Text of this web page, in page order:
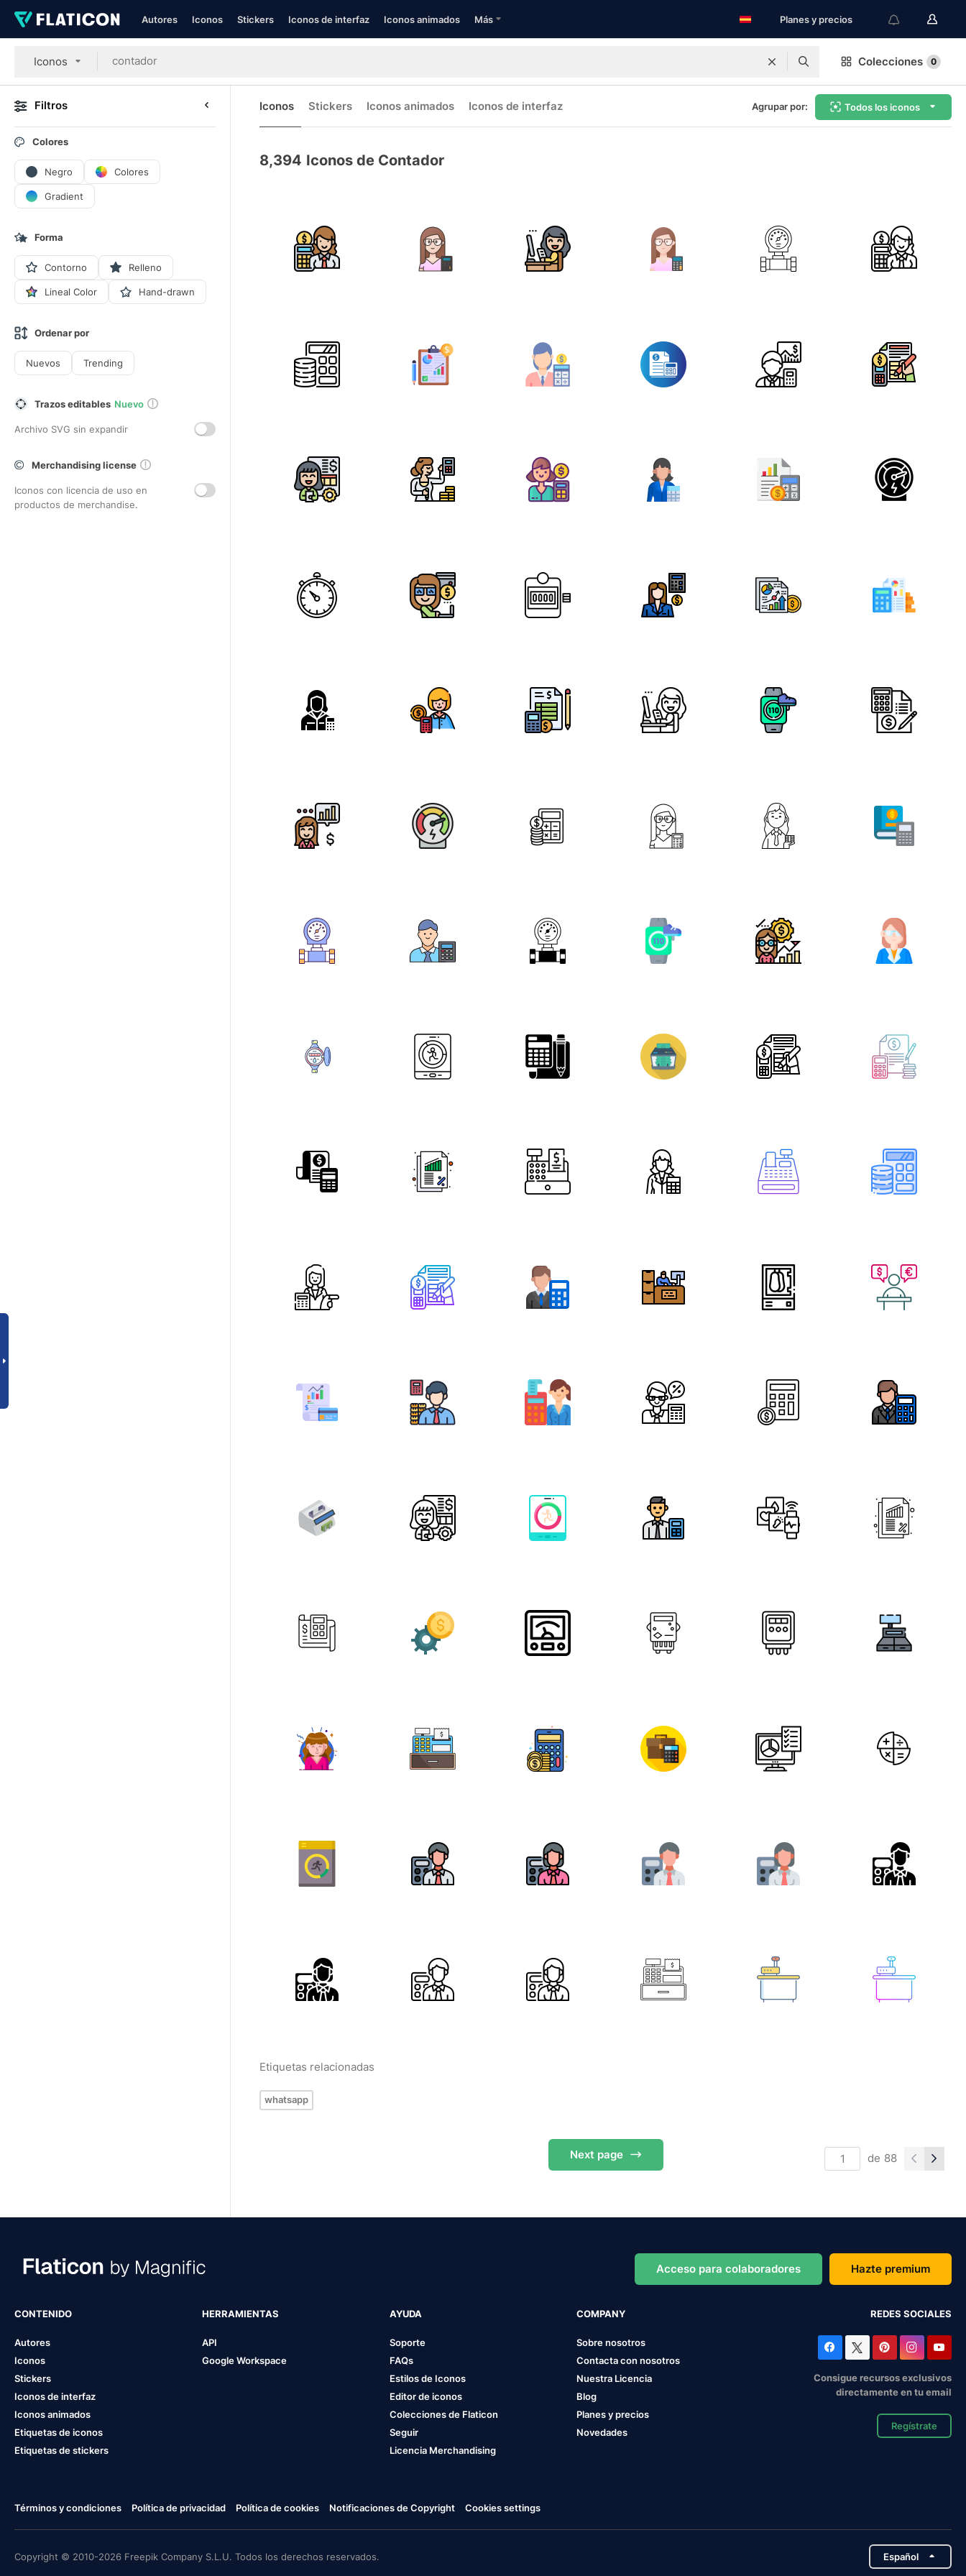
Autores Iconos Stickers Iconos de interfaz Iconos animados Más Planes y precios
Iconos Colecciones 0
Filtros
Colores
Negro Colores
Gradient
Forma
Contorno Relleno
Lineal Color Hand-drawn
Ordenar por
Nuevos Trending
Trazos editables Nuevo
Archivo SVG sin expandir
Merchandising license
Iconos con licencia de uso en
productos de merchandise.
Iconos Stickers Iconos animados Iconos de interfaz Agrupar por: Todos los iconos
8,394 Iconos de Contador
Etiquetas relacionadas
whatsapp
Next page de 88
Acceso para colaboradores Hazte premium
CONTENIDO
Autores
Iconos
Stickers
Iconos de interfaz
Iconos animados
Etiquetas de iconos
Etiquetas de stickers
HERRAMIENTAS
API
Google Workspace
AYUDA
Soporte
FAQs
Estilos de Iconos
Editor de iconos
Colecciones de Flaticon
Seguir
Licencia Merchandising
COMPANY
Sobre nosotros
Contacta con nosotros
Nuestra Licencia
Blog
Planes y precios
Novedades
REDES SOCIALES
Consigue recursos exclusivos
directamente en tu email
Regístrate
Términos y condiciones Política de privacidad Política de cookies Notificaciones de Copyright Cookies settings
Copyright © 2010-2026 Freepik Company S.L.U. Todos los derechos reservados. Español